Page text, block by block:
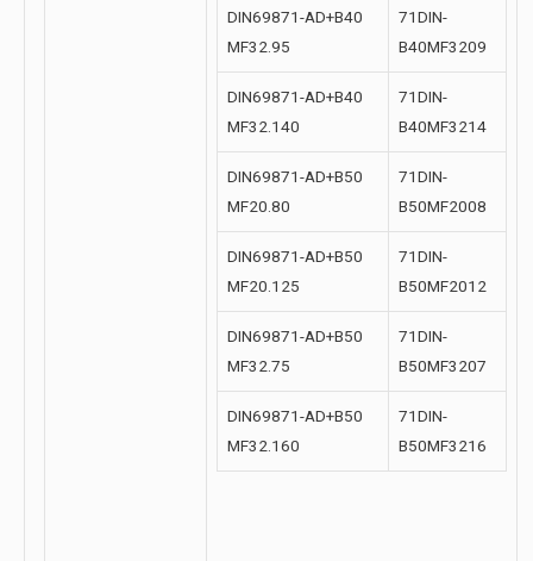
DIN69871-AD+B40
MF32.95
71DIN-
B40MF3209
DIN69871-AD+B40
MF32.140
71DIN-
B40MF3214
DIN69871-AD+B50
MF20.80
71DIN-
B50MF2008
DIN69871-AD+B50
MF20.125
71DIN-
B50MF2012
DIN69871-AD+B50
MF32.75
71DIN-
B50MF3207
DIN69871-AD+B50
MF32.160
71DIN-
B50MF3216